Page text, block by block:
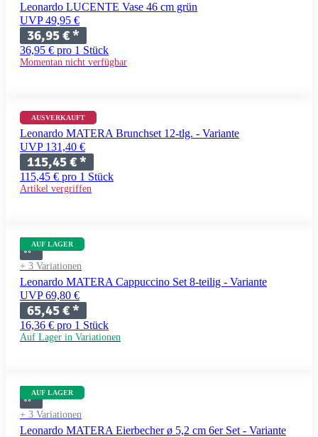
Leonardo LUCENTE Vase 46 cm grün
UVP 49,95 €
36,95 €*
36,95 € pro 1 Stück
Momentan nicht verfügbar
AUSVERKAUFT
+ 3 Variationen
Leonardo MATERA Brunchset 12-tlg. - Variante
UVP 131,40 €
115,45 €*
115,45 € pro 1 Stück
Artikel vergriffen
AUF LAGER
+ 3 Variationen
Leonardo MATERA Cappuccino Set 8-teilig - Variante
UVP 69,80 €
65,45 €*
16,36 € pro 1 Stück
Auf Lager in Variationen
AUF LAGER
+ 3 Variationen
Leonardo MATERA Eierbecher ø 5,2 cm 6er Set - Variante